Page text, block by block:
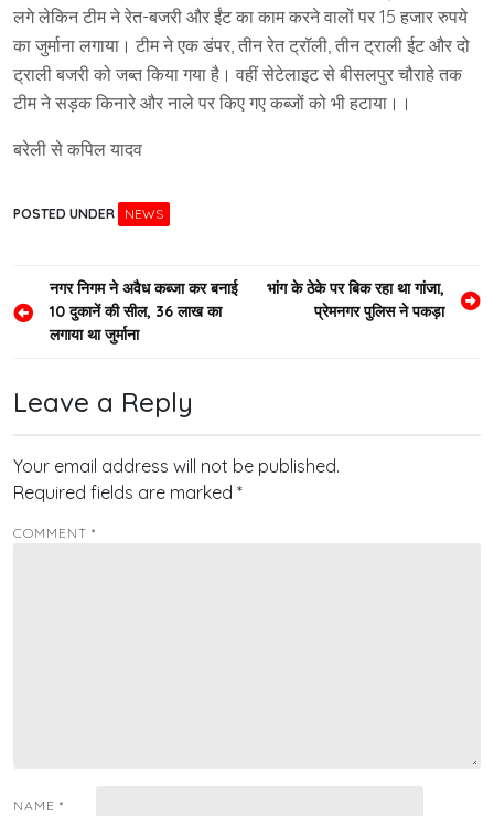
लगे लेकिन टीम ने रेत-बजरी और ईंट का काम करने वालों पर 15 हजार रुपये
का जुर्माना लगाया। टीम ने एक डंपर, तीन रेत ट्रॉली, तीन ट्राली ईट और दो
ट्राली बजरी को जब्त किया गया है। वहीं सेटेलाइट से बीसलपुर चौराहे तक
टीम ने सड़क किनारे और नाले पर किए गए कब्जों को भी हटाया।।
बरेली से कपिल यादव
POSTED UNDER NEWS
Post
navigation
नगर निगम ने अवैध कब्जा कर बनाई
10 दुकानें की सील, 36 लाख का
लगाया था जुर्माना
भांग के ठेके पर बिक रहा था गांजा,
प्रेमनगर पुलिस ने पकड़ा
Leave a Reply
Your email address will not be published.
Required fields are marked *
COMMENT *
NAME *